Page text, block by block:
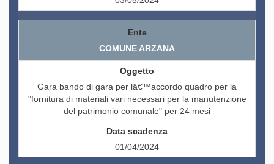
COMUNE ARZANA
Gara bando di gara per lâ€™accordo quadro per la
"fornitura di materiali vari necessari per la manutenzione
del patrimonio comunale" per 24 mesi
01/04/2024